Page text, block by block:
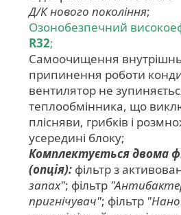
Д/К нового покоління;
Озонобезпечний
R32;
Самоочищення
припинення роботи
вентилятор не
теплообмінника, що
плісняви, грибків і
усередині блоку;
Комплектується двома
(опція): фільтр з
запах"; фільтр
пригнічувач"; фільтр